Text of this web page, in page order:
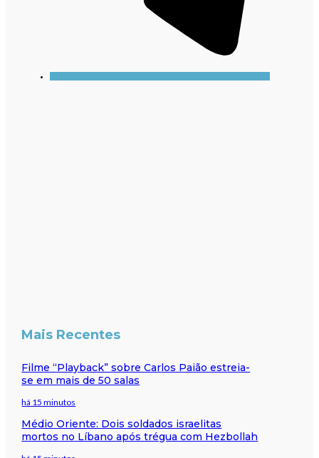
Mais Recentes
Filme “Playback” sobre Carlos Paião estreia-
se em mais de 50 salas
há 15 minutos
Médio Oriente: Dois soldados israelitas
mortos no Líbano após trégua com Hezbollah